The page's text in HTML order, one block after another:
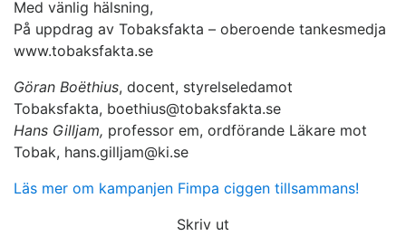
Med vänlig hälsning,
På uppdrag av Tobaksfakta – oberoende tankesmedja
www.tobaksfakta.se
Göran Boëthius, docent, styrelseledamot
Tobaksfakta, boethius@tobaksfakta.se
Hans Gilljam, professor em, ordförande Läkare mot
Tobak, hans.gilljam@ki.se
Läs mer om kampanjen Fimpa ciggen tillsammans!
Skriv ut